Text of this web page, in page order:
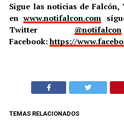
Sigue las noticias de
enwww.notifalcon.com
Twitter @notifalcon
Facebook:https://
TEMAS RELACIONADOS